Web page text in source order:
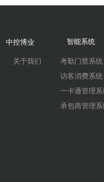
中控博业
考勤门禁系统
访客消费系统
一卡通管理系
承包商管理系
关于我们
智能系统